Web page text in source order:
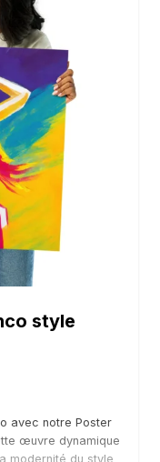
style
avec notre Poster
œuvre dynamique
modernité du style